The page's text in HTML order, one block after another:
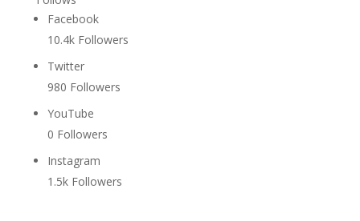
Facebook
10.4k Followers
Twitter
980 Followers
YouTube
0 Followers
Instagram
1.5k Followers